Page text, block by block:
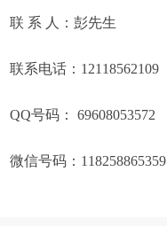
联 系 人：彭先生
联系电话：12118562109
QQ号码： 69608053572
微信号码：118258865359